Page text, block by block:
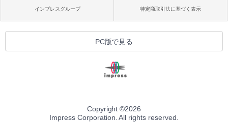
インプレスグループ 特定商取引法に基づく表示
PC版で見る
Copyright ©2026
Impress Corporation. All rights reserved.